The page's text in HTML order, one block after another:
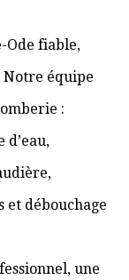
Ode fiable,
équipe
:
et débouchage
une